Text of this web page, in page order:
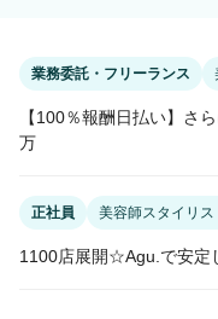
業務委託・フリーランス
【100％報酬日払い】さ
万
正社員 美容師スタイリス
1100店展開☆Agu.で安定